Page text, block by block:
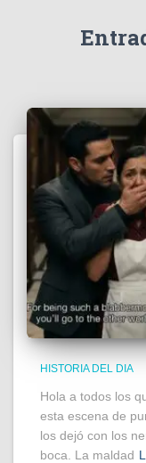
HISTORIA DEL DIA
Hola a todos los
esta escena de
los dejó con los
boca. La maldad